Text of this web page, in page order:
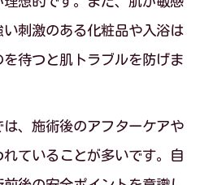
刺激のある化粧品や入浴は
待つと肌トラブルを防げま
、施術後のアフターケアや
ていることが多いです。自